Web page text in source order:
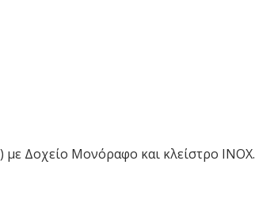
Δοχείο Μονόραφο και κλείστρο INOX.